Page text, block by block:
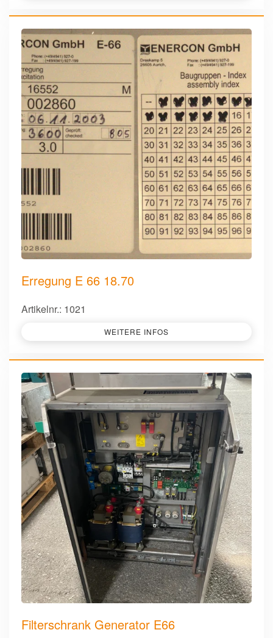
Erregung E 66 18.70
Artikelnr.: 1021
WEITERE INFOS
Filterschrank Generator E66